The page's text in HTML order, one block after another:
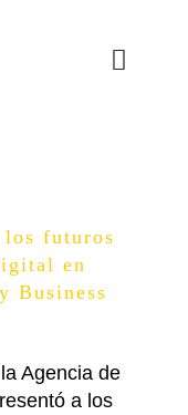
Toggle
en Gestión y
de estudios del Grado
Económicas
futuros
en
Business
Agencia de
a los